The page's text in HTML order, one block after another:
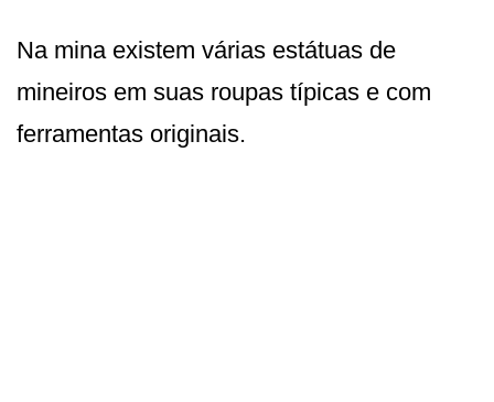
Na mina existem várias estátuas de
mineiros em suas roupas típicas e com
ferramentas originais.